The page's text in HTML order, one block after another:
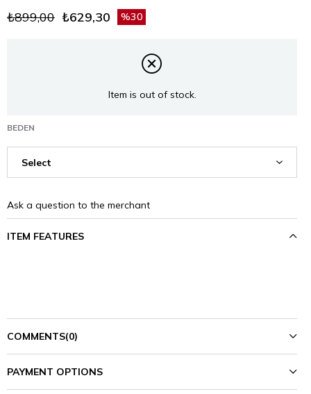
₺899,00 ₺629,30 30
Item is out of stock.
BEDEN
Ask a question to the merchant
ITEM FEATURES
COMMENTS(0)
PAYMENT OPTIONS